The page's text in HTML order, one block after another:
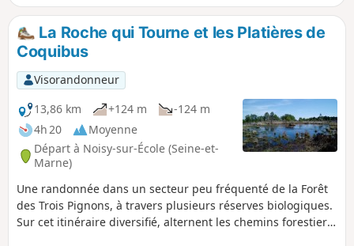
La Roche qui Tourne et les Platières de
Coquibus
Visorandonneur
13,86 km
+124 m
-124 m
4h 20
Moyenne
Départ à Noisy-sur-École (Seine-et-
Marne)
Une randonnée dans un secteur peu fréquenté de la Forêt
des Trois Pignons, à travers plusieurs réserves biologiques.
Sur cet itinéraire diversifié, alternent les chemins forestiers,